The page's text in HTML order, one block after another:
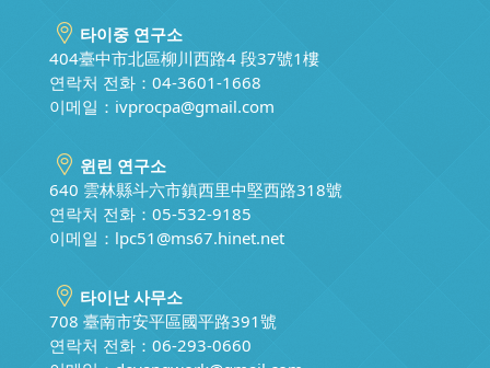
타이중 연구소
404臺中市北區柳川西路4 段37號1樓
연락처 전화：04-3601-1668
이메일： ivprocpa@gmail.com
윈린 연구소
640 雲林縣斗六市鎮西里中堅西路318號
연락처 전화：05-532-9185
이메일： lpc51@ms67.hinet.net
타이난 사무소
708 臺南市安平區國平路391號
연락처 전화：06-293-0660